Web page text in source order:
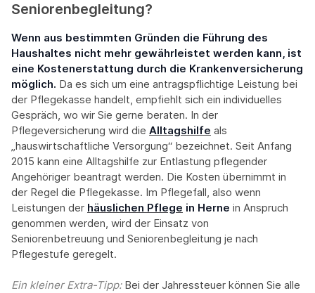
Seniorenbegleitung?
Wenn aus bestimmten Gründen die Führung des
Haushaltes nicht mehr gewährleistet werden kann, ist
eine Kostenerstattung durch die Krankenversicherung
möglich. Da es sich um eine antragspflichtige Leistung bei
der Pflegekasse handelt, empfiehlt sich ein individuelles
Gespräch, wo wir Sie gerne beraten. In der
Pflegeversicherung wird die Alltagshilfe als
„hauswirtschaftliche Versorgung“ bezeichnet. Seit Anfang
2015 kann eine Alltagshilfe zur Entlastung pflegender
Angehöriger beantragt werden. Die Kosten übernimmt in
der Regel die Pflegekasse. Im Pflegefall, also wenn
Leistungen der häuslichen Pflege in Herne in Anspruch
genommen werden, wird der Einsatz von
Seniorenbetreuung und Seniorenbegleitung je nach
Pflegestufe geregelt.
Ein kleiner Extra-Tipp:‍ Bei der Jahressteuer können Sie alle